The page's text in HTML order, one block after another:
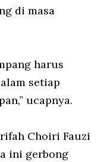
di masa
harus
setiap
ucapnya.
Choiri Fauzi
ini gerbong